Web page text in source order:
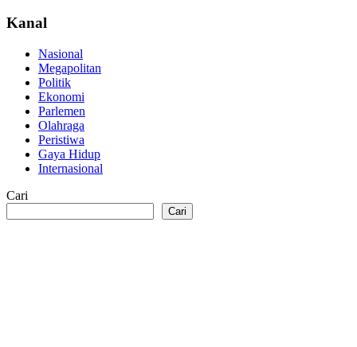
Kanal
Nasional
Megapolitan
Politik
Ekonomi
Parlemen
Olahraga
Peristiwa
Gaya Hidup
Internasional
Cari
Cari